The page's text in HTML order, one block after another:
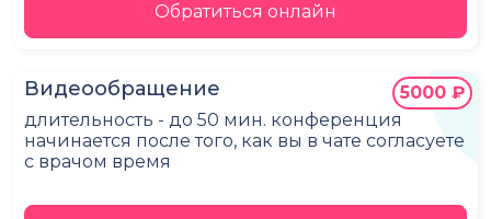
Обратиться онлайн
Видеообращение
длительность - до 50 мин. конференция
начинается после того, как вы в чате согласуете
с врачом время
5000 ₽